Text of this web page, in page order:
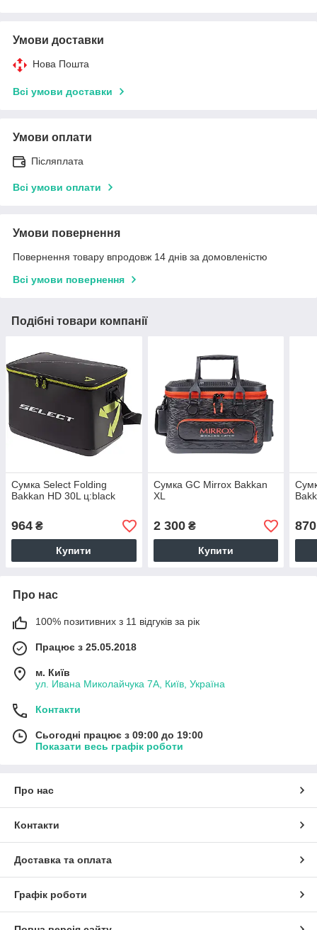
Умови доставки
Нова Пошта
Всі умови доставки
Умови оплати
Післяплата
Всі умови оплати
Умови повернення
Повернення товару впродовж 14 днів за домовленістю
Всі умови повернення
Подібні товари компанії
Сумка Select Folding
Bakkan HD 30L ц:black
964 ₴
Купити
Сумка GC Mirrox Bakkan
XL
2 300₴
Купити
870
Про нас
100% позитивних з 11 відгуків за рік
Працює з 25.05.2018
м. Київ
ул. Ивана Миколайчука 7А, Київ, Україна
Контакти
Сьогодні працює з 09:00 до 19:00
Показати весь графік роботи
Про нас
Контакти
Доставка та оплата
Графік роботи